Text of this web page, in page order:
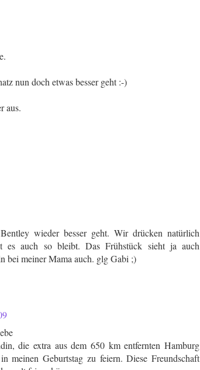
nun doch etwas besser geht :-)
aus.
wieder besser geht. Wir drücken natürlich
es auch so bleibt. Das Frühstück sieht ja auch
bei meiner Mama auch. glg Gabi ;)
die extra aus dem 650 km entfernten Hamburg
meinen Geburtstag zu feiern. Diese Freundschaft